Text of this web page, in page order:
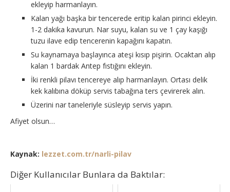
ekleyip harmanlayın.
Kalan yağı başka bir tencerede eritip kalan pirinci ekleyin.
1-2 dakika kavurun. Nar suyu, kalan su ve 1 çay kaşığı
tuzu ilave edip tencerenin kapağını kapatın.
Su kaynamaya başlayınca ateşi kısıp pişirin. Ocaktan alıp
kalan 1 bardak Antep fıstığını ekleyin.
İki renkli pilavı tencereye alıp harmanlayın. Ortası delik
kek kalıbına döküp servis tabağına ters çevirerek alın.
Üzerini nar taneleriyle süsleyip servis yapın.
Afiyet olsun…
Kaynak: lezzet.com.tr/narli-pilav
Diğer Kullanıcılar Bunlara da Baktılar: